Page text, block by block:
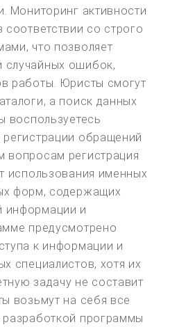
Мониторинг активности
соответствии со строго
что позволяет
ошибок,
работы. Юристы смогут
а поиск данных
воспользуетесь
обращений
вопросам регистрация
использования именных
форм, содержащих
информации и
предусмотрено
к информации и
специалистов, хотя их
задачу не составит
возьмут на себя все
программы